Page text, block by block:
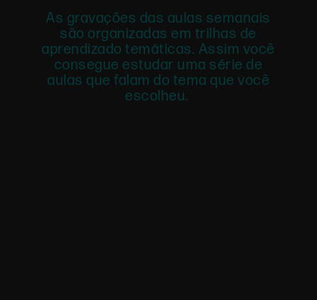
As gravações das aulas semanais
são organizadas em trilhas de
aprendizado temáticas. Assim você
consegue estudar uma série de
aulas que falam do tema que você
escolheu.